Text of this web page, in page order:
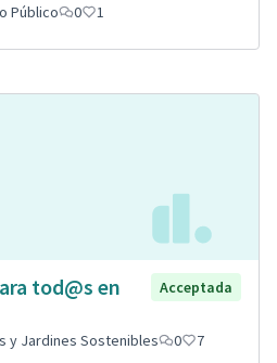
Público 0 1
tod@s en
Acceptada
y Jardines Sostenibles 0 7